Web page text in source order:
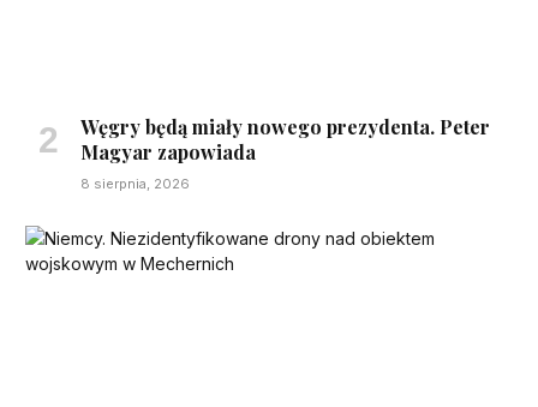
Węgry będą miały nowego prezydenta. Peter
Magyar zapowiada
8 sierpnia, 2026